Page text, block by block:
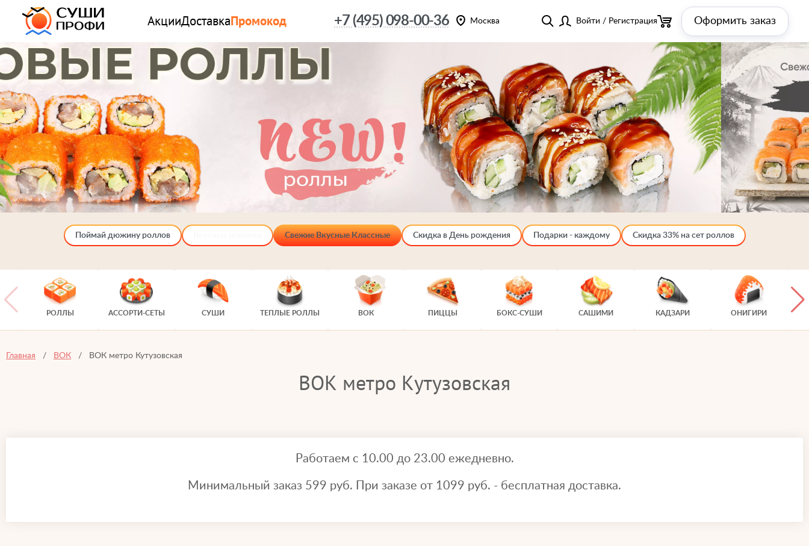
АкцииДоставкаПромокод +7 (495) 098-00-36 Москва Войти / Регистрация Оформить заказ
Поймай дюжину роллов Свежие Вкусные Классные Скидка в День рождения Подарки - каждому Скидка 33% на сет роллов
РОЛЛЫ АССОРТИ-СЕТЫ СУШИ ТЕПЛЫЕ РОЛЛЫ ВОК ПИЦЦЫ БОКС-СУШИ САШИМИ КАДЗАРИ ОНИГИРИ
Главная ВОК ВОК метро Кутузовская
ВОК метро Кутузовская
Работаем с 10.00 до 23.00 ежедневно.
Минимальный заказ 599 руб. При заказе от 1099 руб. - бесплатная доставка.